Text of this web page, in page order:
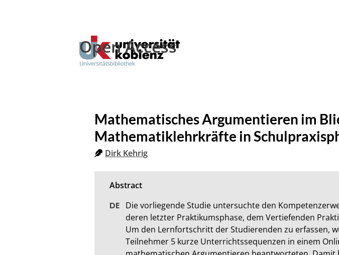
Open Access
Mathematisches Argumentieren im
Mathematiklehrkräfte in
Dirk Kehrig
Die vorliegende Studie untersuchte den
deren letzter Praktikumsphase, dem Vertiefenden
Um den Lernfortschritt der Studierenden zu erfassen,
Teilnehmer 5 kurze Unterrichtssequenzen in einem